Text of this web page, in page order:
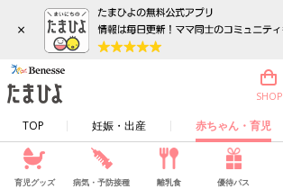
×
TOP 妊娠・出産 赤ちゃん・育児
SHOP
育児グッズ 病気・予防接種 離乳食 優待パス